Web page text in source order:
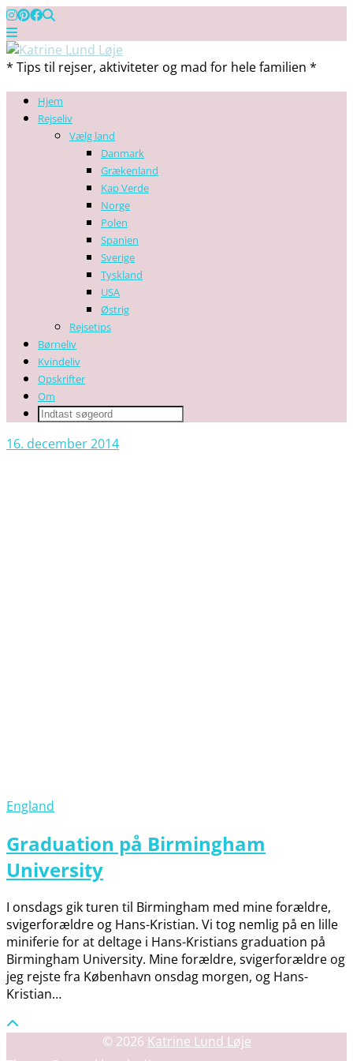
* Tips til rejser, aktiviteter og mad for hele familien *
Hjem
Rejseliv
Vælg land
Danmark
Grækenland
Kap Verde
Norge
Polen
Spanien
Sverige
Tyskland
USA
Østrig
Rejsetips
Børneliv
Kvindeliv
Opskrifter
Om
16. december 2014
England
Graduation på Birmingham
University
I onsdags gik turen til Birmingham med mine forældre,
svigerforældre og Hans-Kristian. Vi tog nemlig på en lille
miniferie for at deltage i Hans-Kristians graduation på
Birmingham University. Mine forældre, svigerforældre og
jeg rejste fra København onsdag morgen, og Hans-
Kristian…
© 2026 Katrine Lund Løje